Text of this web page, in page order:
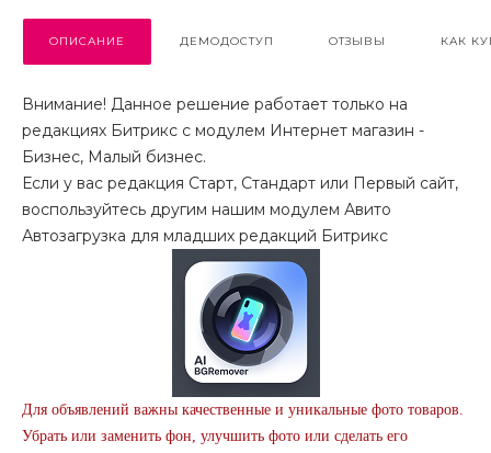
ОПИСАНИЕ ДЕМОДОСТУП ОТЗЫВЫ КАК
Внимание! Данное решение работает только на
редакциях Битрикс с модулем Интернет магазин -
Бизнес, Малый бизнес.
Если у вас редакция Старт, Стандарт или Первый сайт,
воспользуйтесь другим нашим модулем Авито
Автозагрузка для младших редакций Битрикс
Для объявлений важны качественные и уникальные фото товаров.
Убрать или заменить фон, улучшить фото или сделать его